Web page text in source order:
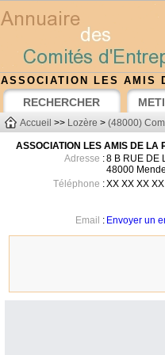
ASSOCIATION LES AMIS
RECHERCHER
Accueil >> Lozère > (48000)
ASSOCIATION LES AMIS DE LA
Adresse :8 B RUE DE
48000 Mende
Téléphone :XX XX XX
Email : Envoyer un